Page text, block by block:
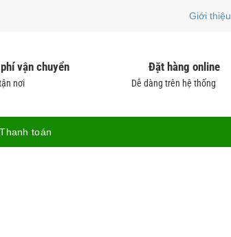
Giới thiệu
vận chuyển
nơi
Đặt hàng online
Dễ dàng trên hệ thống
Thanh toán